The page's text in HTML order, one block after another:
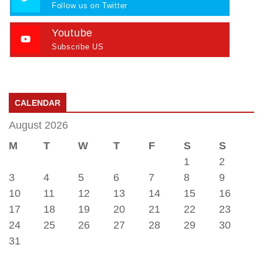
Follow us on Twitter
Youtube
Subscribe US
CALENDAR
August 2026
M
T W T F S
S
1
2
3
4 5 6 7 8
9
10
11 12 13 14 15
16
17
18 19 20 21 22
23
24
25 26 27 28 29
30
31